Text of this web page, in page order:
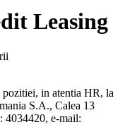
Leasing
in atentia HR, la
S.A., Calea 13
4034420, e-mail: